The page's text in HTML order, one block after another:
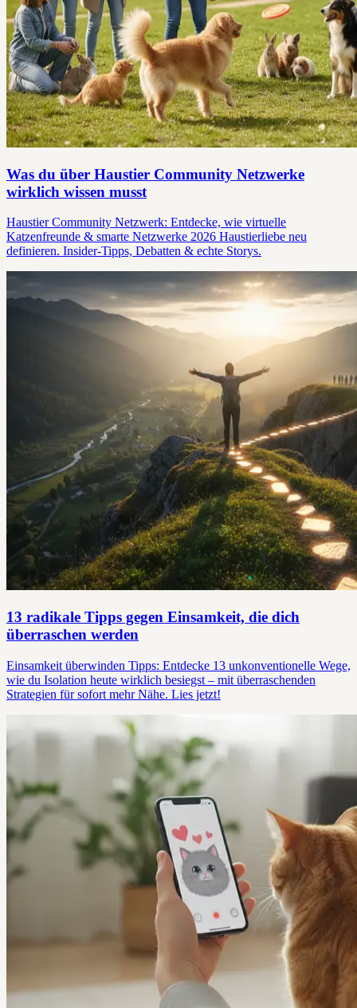
Was du über Haustier Community Netzwerke
wirklich wissen musst
Haustier Community Netzwerk: Entdecke, wie virtuelle
Katzenfreunde & smarte Netzwerke 2026 Haustierliebe neu
definieren. Insider-Tipps, Debatten & echte Storys.
13 radikale Tipps gegen Einsamkeit, die dich
überraschen werden
Einsamkeit überwinden Tipps: Entdecke 13 unkonventionelle Wege,
wie du Isolation heute wirklich besiegst – mit überraschenden
Strategien für sofort mehr Nähe. Lies jetzt!